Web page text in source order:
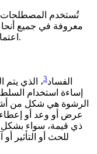
تُستخدم المصطلحات
معروفة في جميع
اعتماد هذه المصطلحات المحددة في إطار عملها.
الفساد3، الذي يتم
إساءة استخدام
الرشوة هي شكل من
عرض أو وعد أو
ذي قيمة، سواء بشكل
للحث أو التأثير